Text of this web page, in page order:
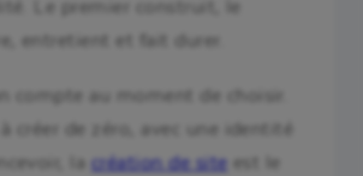
Le premier construit, le
entretient et fait durer.
compte au moment de choisir.
créer de zéro, avec une identité
la création de site est le